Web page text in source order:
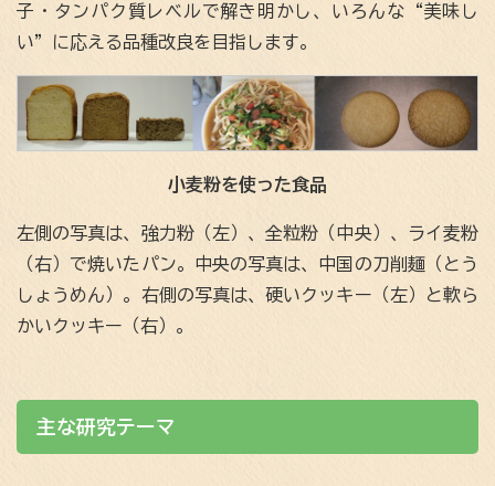
子・タンパク質レベルで解き明かし、いろんな“美味し
い”に応える品種改良を目指します。
小麦粉を使った食品
左側の写真は、強力粉（左）、全粒粉（中央）、ライ麦粉
（右）で焼いたパン。中央の写真は、中国の刀削麺（とう
しょうめん）。右側の写真は、硬いクッキー（左）と軟ら
かいクッキー（右）。
主な研究テーマ